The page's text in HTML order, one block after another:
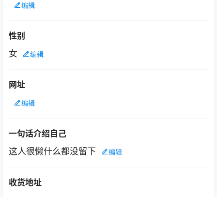
编辑
性别
女 编辑
网址
编辑
一句话介绍自己
这人很懒什么都没留下 编辑
收货地址